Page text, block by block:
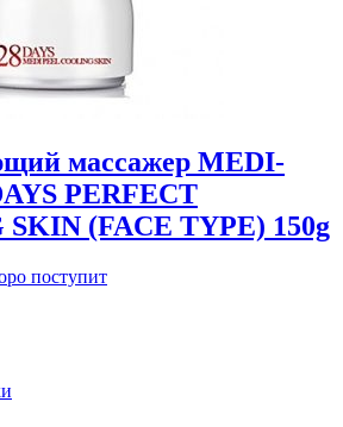
массажер MEDI-
PERFECT
(FACE TYPE) 150g
поступит